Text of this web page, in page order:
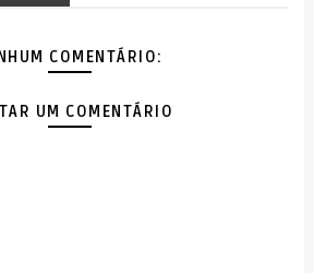
COMENTÁRIO:
UM COMENTÁRIO